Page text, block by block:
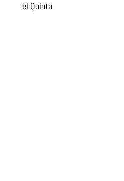
el Quinta